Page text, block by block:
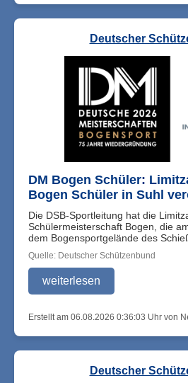
Deutscher
DM Bogen Schüler:
Bogen Schüler in Suhl
Die DSB-Sportleitung hat die
Schülermeisterschaft Bogen, die
dem Bogensportgelände des
Quelle: Deutscher Schützenbund
weiterlesen
Erstellt am 06.08.2026 0:36:03 Uhr von
Deutscher